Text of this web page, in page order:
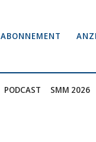
ABONNEMENT
PODCAST SMM 2026